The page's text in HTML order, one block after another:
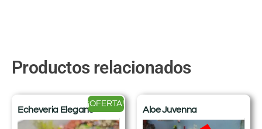
Productos relacionados
Echeveria Elegans
¡OFERTA!
Aloe Juvenna